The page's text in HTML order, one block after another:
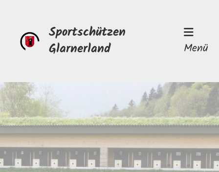
Sportschützen
Glarnerland
Menü